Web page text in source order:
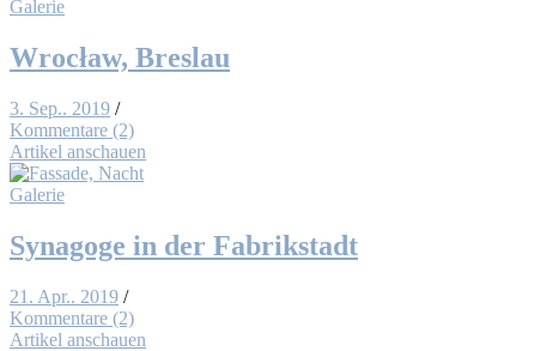
Galerie
Wro­cław, Bres­lau
3. Sep.. 2019 /
Kommentare (2)
Artikel anschauen
Galerie
Syn­ago­ge in der Fa­brik­stadt
21. Apr.. 2019 /
Kommentare (2)
Artikel anschauen